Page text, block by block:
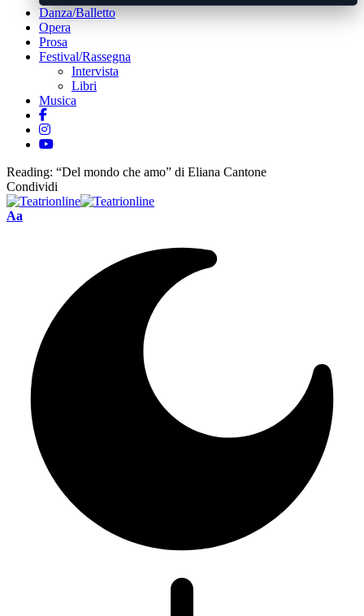
Danza/Balletto
Opera
Prosa
Festival/Rassegna
Intervista
Libri
Musica
Reading: “Del mondo che amo” di Eliana Cantone
Condividi
Font
Aa